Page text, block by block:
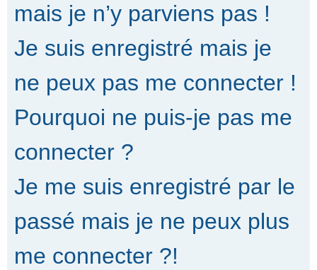
mais je n’y parviens pas !
Je suis enregistré mais je
ne peux pas me connecter !
Pourquoi ne puis-je pas me
connecter ?
Je me suis enregistré par le
passé mais je ne peux plus
me connecter ?!